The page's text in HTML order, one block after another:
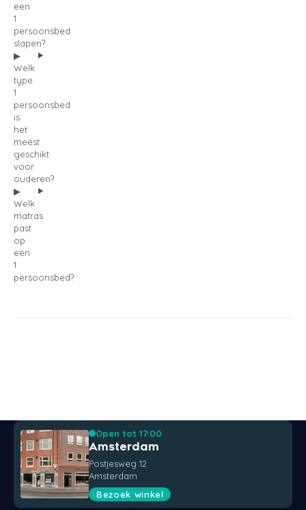
een
1
persoonsbed
slapen?
Welk
type
1
persoonsbed
is
het
meest
geschikt
voor
ouderen?
Welk
matras
past
op
een
1
persoonsbed?
Open tot 17:00
Amsterdam
Postjesweg 12
Amsterdam
Bezoek winkel